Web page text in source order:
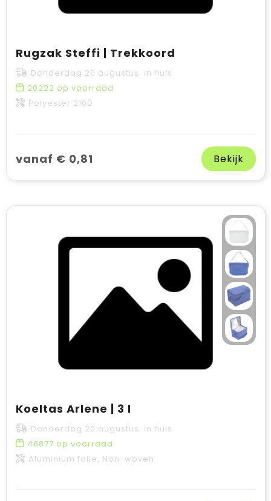
Rugzak Steffi | Trekkoord
Donderdag 20 augustus in huis
20222 op voorraad
Polyester 210D
vanaf € 0,81 Bekijk
Koeltas Arlene | 3 l
Donderdag 20 augustus in huis
48877 op voorraad
Aluminium folie, Non-woven